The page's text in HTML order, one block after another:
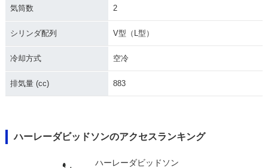
気筒数 2
シリンダ配列 V型（L型）
冷却方式 空冷
排気量 (cc) 883
ハーレーダビッドソンのアクセスランキング
ハーレーダビッドソン